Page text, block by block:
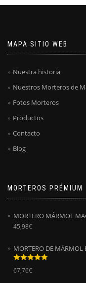
MAPA SITIO WEB
Nuestra historia
Nuestros Morteros de
Fotos Morteros
Productos
Contacto
Blog
MORTEROS PRÉMIUM
MORTERO MÁRMOL
45,98€
MORTERO DE MÁRMOL
Valorado
con5.00
67,76€